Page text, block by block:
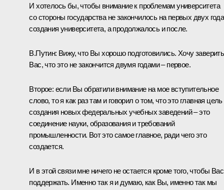
И хотелось бы, чтобы внимание к проблемам университета
со стороны государства не закончилось на первых двух
создания университета, а продолжалось и после.
В.Путин: Вижу, что Вы хорошо подготовились. Хочу заверить
Вас, что это не закончится двумя годами – первое.
Второе: если Вы обратили внимание на мое вступительное
слово, то я как раз там и говорил о том, что это главная цель
создания новых федеральных учебных заведений – это
соединение науки, образования и требований
промышленности. Вот это самое главное, ради чего это
создается.
И в этой связи мне ничего не остается кроме того, чтобы Вас
поддержать. Именно так я и думаю, как Вы, именно так мы